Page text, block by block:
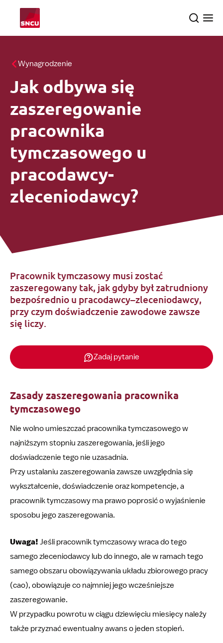
Przejdź
głównej
Search
Tematy
Dochodzenia
Polski
Wynagrodzenie
Jak odbywa się
zaszeregowanie
pracownika
tymczasowego u
pracodawcy-
zleceniodawcy?
Pracownik tymczasowy musi zostać
zaszeregowany tak, jak gdyby był zatrudniony
bezpośrednio u pracodawcy–zleceniodawcy,
przy czym doświadczenie zawodowe zawsze
się liczy.
Zadaj pytanie
Zasady zaszeregowania pracownika
tymczasowego
Nie wolno umieszczać pracownika tymczasowego w
najniższym stopniu zaszeregowania, jeśli jego
doświadczenie tego nie uzasadnia.
Przy ustalaniu zaszeregowania zawsze uwzględnia się
wykształcenie, doświadczenie oraz kompetencje, a
pracownik tymczasowy ma prawo poprosić o wyjaśnienie
sposobu jego zaszeregowania.
Uwaga! Jeśli pracownik tymczasowy wraca do tego
samego zleceniodawcy lub do innego, ale w ramach tego
samego obszaru obowiązywania układu zbiorowego pracy
(cao), obowiązuje co najmniej jego wcześniejsze
zaszeregowanie.
W przypadku powrotu w ciągu dziewięciu miesięcy należy
także przyznać ewentualny awans o jeden stopień.